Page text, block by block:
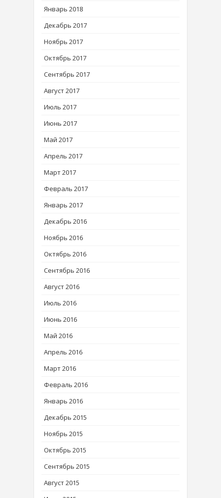
Январь 2018
Декабрь 2017
Ноябрь 2017
Октябрь 2017
Сентябрь 2017
Август 2017
Июль 2017
Июнь 2017
Май 2017
Апрель 2017
Март 2017
Февраль 2017
Январь 2017
Декабрь 2016
Ноябрь 2016
Октябрь 2016
Сентябрь 2016
Август 2016
Июль 2016
Июнь 2016
Май 2016
Апрель 2016
Март 2016
Февраль 2016
Январь 2016
Декабрь 2015
Ноябрь 2015
Октябрь 2015
Сентябрь 2015
Август 2015